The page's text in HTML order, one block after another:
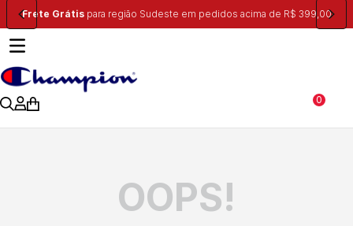
Ganhe 10% na primeira compra, utilizando o cupom:
0
OOPS!